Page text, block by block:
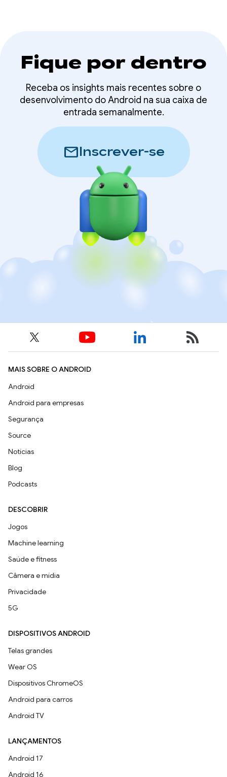
Fique por dentro
Receba os insights mais recentes sobre o
desenvolvimento do Android na sua caixa de
entrada semanalmente.
mailInscrever-se
MAIS SOBRE O ANDROID
Android
Android para empresas
Segurança
Source
Notícias
Blog
Podcasts
DESCOBRIR
Jogos
Machine learning
Saúde e fitness
Câmera e mídia
Privacidade
5G
DISPOSITIVOS ANDROID
Telas grandes
Wear OS
Dispositivos ChromeOS
Android para carros
Android TV
LANÇAMENTOS
Android 17
Android 16